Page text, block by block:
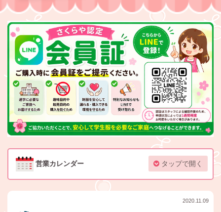
営業カレンダー タップで開く
2020.11.09